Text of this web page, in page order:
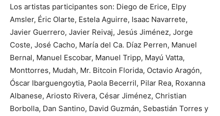
Los artistas participantes son: Diego de Erice, Elpy
Amsler, Éric Olarte, Estela Aguirre, Isaac Navarrete,
Javier Guerrero, Javier Reivaj, Jesús Jiménez, Jorge
Coste, José Cacho, María del Ca. Díaz Perren, Manuel
Bernal, Manuel Escobar, Manuel Tripp, Mayú Vatta,
Monttorres, Mudah, Mr. Bitcoin Florida, Octavio Aragón,
Óscar Ibarguengoytia, Paola Becerril, Pilar Rea, Roxanna
Albanese, Ariosto Rivera, César Jiménez, Christian
Borbolla, Dan Santino, David Guzmán, Sebastián Torres y